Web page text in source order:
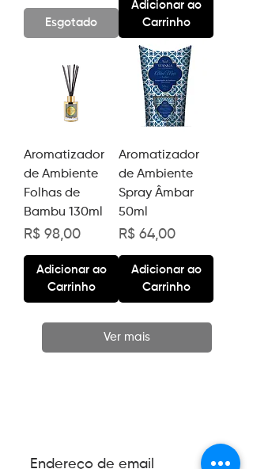
Esgotado
Adicionar ao
Carrinho
Aromatizador
de Ambiente
Folhas de
Bambu 130ml
Preço
R$ 98,00
Adicionar ao
Carrinho
Aromatizador
de Ambiente
Spray Âmbar
50ml
Preço
R$ 64,00
Adicionar ao
Carrinho
Ver mais